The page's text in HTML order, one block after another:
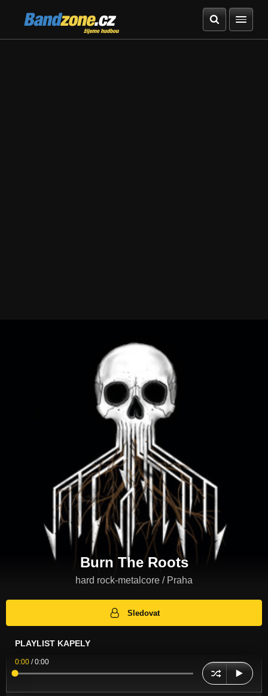
Bandzone.cz
žijeme hudbou
Burn The Roots
hard rock-metalcore / Praha
Sledovat
PLAYLIST KAPELY
0:00 /0:00